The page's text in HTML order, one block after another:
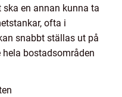
en annan kunna ta
ofta i
snabbt ställas ut på
bostadsområden